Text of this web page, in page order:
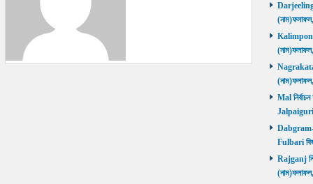
Darjeeling
Kalimpong
Nagrakata
Mal
Jalpaiguri
Dabgram-
Fulbari
Rajganj